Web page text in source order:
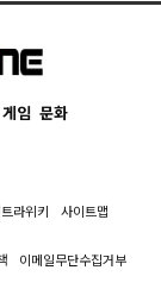
게임 문화
라위키 사이트맵
이메일무단수집거부